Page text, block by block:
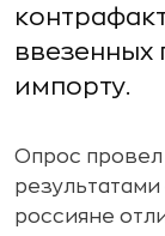
ввезенных
импорту.
Опрос провел
россияне